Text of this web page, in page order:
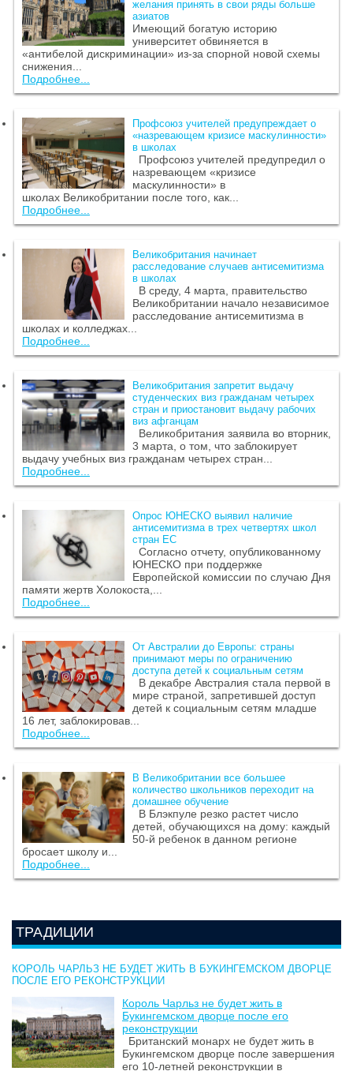
желания принять в свои ряды больше
азиатов
Имеющий богатую историю
университет обвиняется в
«антибелой дискриминации» из-за спорной новой схемы
снижения...
Подробнее...
Профсоюз учителей предупреждает о
«назревающем кризисе маскулинности»
в школах
Профсоюз учителей предупредил о
назревающем «кризисе
маскулинности» в
школах Великобритании после того, как...
Подробнее...
Великобритания начинает
расследование случаев антисемитизма
в школах
В среду, 4 марта, правительство
Великобритании начало независимое
расследование антисемитизма в
школах и колледжах...
Подробнее...
Великобритания запретит выдачу
студенческих виз гражданам четырех
стран и приостановит выдачу рабочих
виз афганцам
Великобритания заявила во вторник,
3 марта, о том, что заблокирует
выдачу учебных виз гражданам четырех стран...
Подробнее...
Опрос ЮНЕСКО выявил наличие
антисемитизма в трех четвертях школ
стран ЕС
Согласно отчету, опубликованному
ЮНЕСКО при поддержке
Европейской комиссии по случаю Дня
памяти жертв Холокоста,...
Подробнее...
От Австралии до Европы: страны
принимают меры по ограничению
доступа детей к социальным сетям
В декабре Австралия стала первой в
мире страной, запретившей доступ
детей к социальным сетям младше
16 лет, заблокировав...
Подробнее...
В Великобритании все большее
количество школьников переходит на
домашнее обучение
В Блэкпуле резко растет число
детей, обучающихся на дому: каждый
50-й ребенок в данном регионе
бросает школу и...
Подробнее...
ТРАДИЦИИ
КОРОЛЬ ЧАРЛЬЗ НЕ БУДЕТ ЖИТЬ В БУКИНГЕМСКОМ ДВОРЦЕ
ПОСЛЕ ЕГО РЕКОНСТРУКЦИИ
Король Чарльз не будет жить в
Букингемском дворце после его
реконструкции
Британский монарх не будет жить в
Букингемском дворце после завершения
его 10-летней реконструкции в